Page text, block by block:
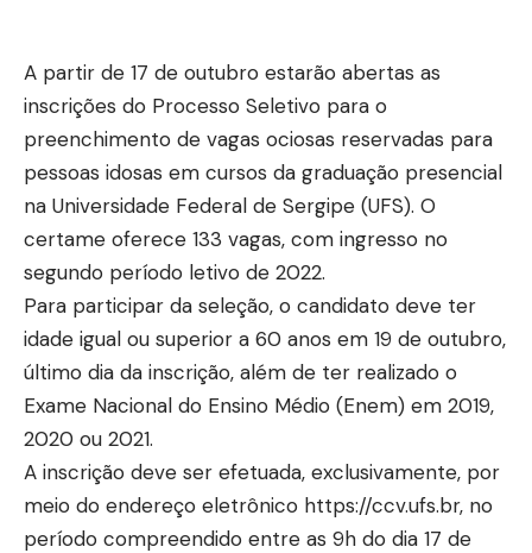
A partir de 17 de outubro estarão abertas as
inscrições do Processo Seletivo para o
preenchimento de vagas ociosas reservadas para
pessoas idosas em cursos da graduação presencial
na Universidade Federal de Sergipe (UFS). O
certame oferece 133 vagas, com ingresso no
segundo período letivo de 2022.
Para participar da seleção, o candidato deve ter
idade igual ou superior a 60 anos em 19 de outubro,
último dia da inscrição, além de ter realizado o
Exame Nacional do Ensino Médio (Enem) em 2019,
2020 ou 2021.
A inscrição deve ser efetuada, exclusivamente, por
meio do endereço eletrônico https://ccv.ufs.br, no
período compreendido entre as 9h do dia 17 de